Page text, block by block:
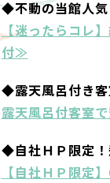
◆不動の当館人気
【迷ったらコレ
付≫
◆露天風呂付き
露天風呂付客室
◆自社ＨＰ限定！
【自社ＨＰ限定